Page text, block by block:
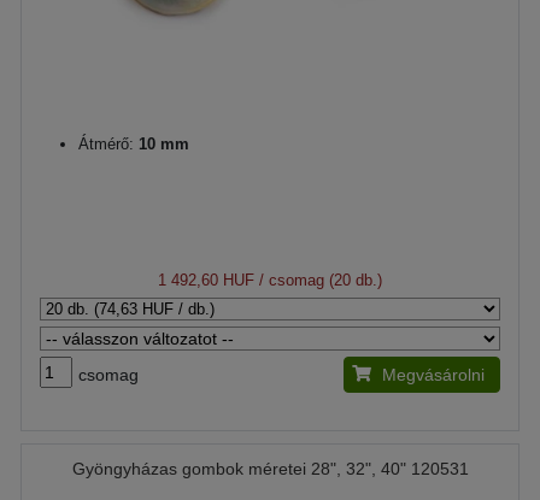
Átmérő: 10 mm
1 492,60 HUF / csomag (20 db.)
csomag Megvásárolni
Gyöngyházas gombok méretei 28", 32", 40" 120531